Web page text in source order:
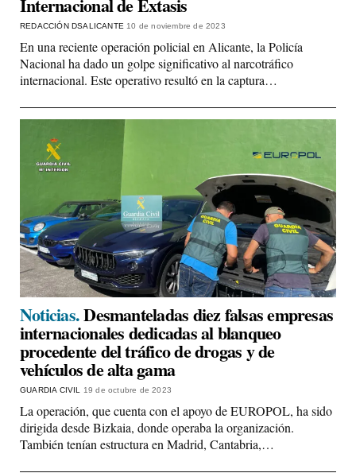
REDACCIÓN DSALICANTE 10 de noviembre de 2023
En una reciente operación policial en Alicante, la Policía
Nacional ha dado un golpe significativo al narcotráfico
internacional. Este operativo resultó en la captura…
Noticias.Desmanteladas diez falsas empresas
internacionales dedicadas al blanqueo
procedente del tráfico de drogas y de
vehículos de alta gama
GUARDIA CIVIL 19 de octubre de 2023
La operación, que cuenta con el apoyo de EUROPOL, ha sido
dirigida desde Bizkaia, donde operaba la organización.
También tenían estructura en Madrid, Cantabria,…